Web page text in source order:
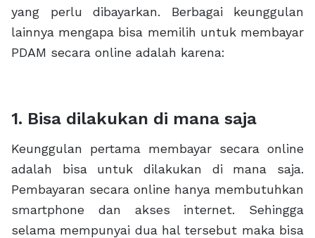
yang perlu dibayarkan. Berbagai keunggulan
lainnya mengapa bisa memilih untuk membayar
PDAM secara online adalah karena:
1. Bisa dilakukan di mana saja
Keunggulan pertama membayar secara online
adalah bisa untuk dilakukan di mana saja.
Pembayaran secara online hanya membutuhkan
smartphone dan akses internet. Sehingga
selama mempunyai dua hal tersebut maka bisa